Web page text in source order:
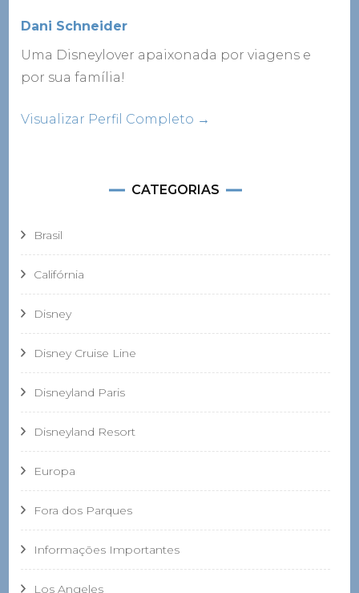
Dani Schneider
Uma Disneylover apaixonada por viagens e
por sua família!
Visualizar Perfil Completo →
CATEGORIAS
Brasil
Califórnia
Disney
Disney Cruise Line
Disneyland Paris
Disneyland Resort
Europa
Fora dos Parques
Informações Importantes
Los Angeles